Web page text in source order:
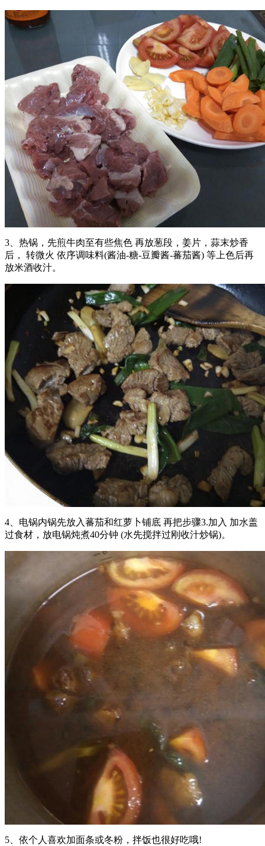
3、热锅，先煎牛肉至有些焦色 再放葱段，姜片，蒜末炒香
后， 转微火 依序调味料(酱油-糖-豆瓣酱-蕃茄酱) 等上色后再
放米酒收汁。
4、电锅内锅先放入蕃茄和红萝卜铺底 再把步骤3.加入 加水盖
过食材，放电锅炖煮40分钟 (水先搅拌过刚收汁炒锅)。
5、依个人喜欢加面条或冬粉，拌饭也很好吃哦!